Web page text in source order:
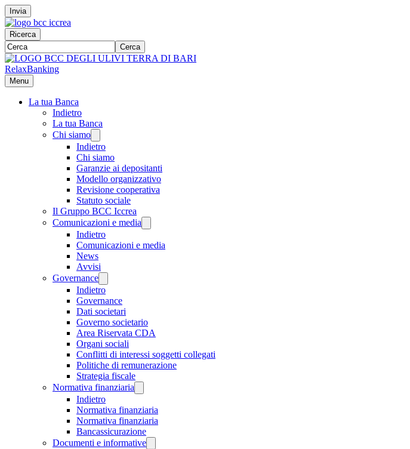
Invia
Ricerca
Cerca
RelaxBanking
Menu
La tua Banca
Indietro
La tua Banca
Chi siamo
Indietro
Chi siamo
Garanzie ai depositanti
Modello organizzativo
Revisione cooperativa
Statuto sociale
Il Gruppo BCC Iccrea
Comunicazioni e media
Indietro
Comunicazioni e media
News
Avvisi
Governance
Indietro
Governance
Dati societari
Governo societario
Area Riservata CDA
Organi sociali
Conflitti di interessi soggetti collegati
Politiche di remunerazione
Strategia fiscale
Normativa finanziaria
Indietro
Normativa finanziaria
Normativa finanziaria
Bancassicurazione
Documenti e informative